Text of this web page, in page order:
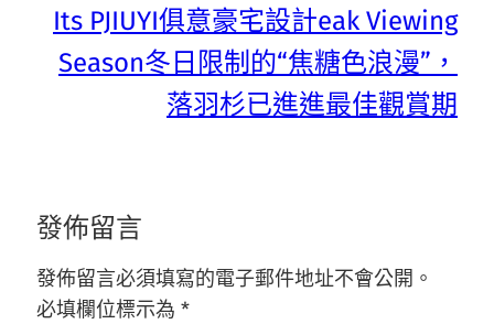
Its PJIUYI俱意豪宅設計eak Viewing
Season冬日限制的“焦糖色浪漫”，
落羽杉已進進最佳觀賞期
發佈留言
發佈留言必須填寫的電子郵件地址不會公開。
必填欄位標示為 *